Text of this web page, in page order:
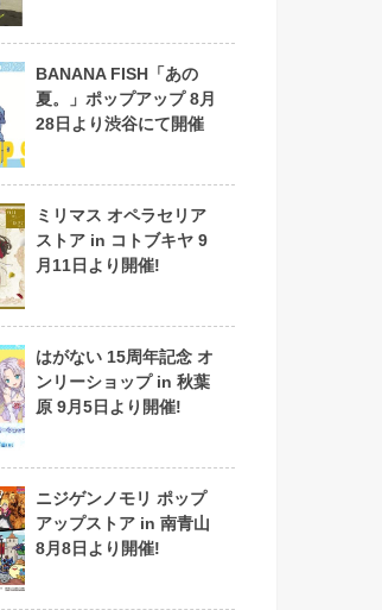
BANANA FISH「あの
夏。」ポップアップ 8月
28日より渋谷にて開催
ミリマス オペラセリア
ストア in コトブキヤ 9
月11日より開催!
はがない 15周年記念 オ
ンリーショップ in 秋葉
原 9月5日より開催!
ニジゲンノモリ ポップ
アップストア in 南青山
8月8日より開催!